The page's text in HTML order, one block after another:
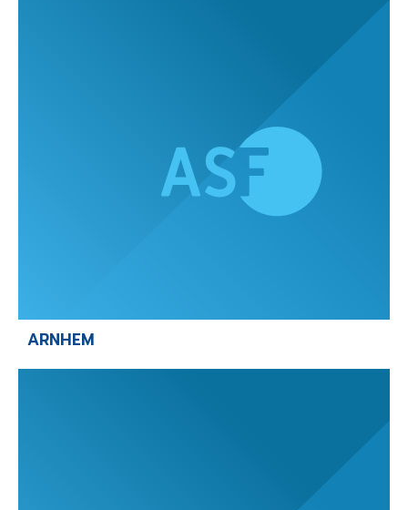
ARNHEM